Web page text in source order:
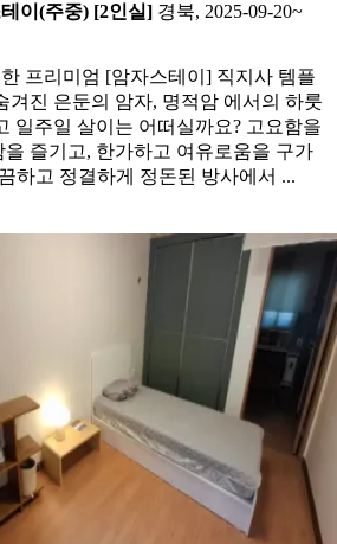
이(주중) [2인실] 경북, 2025-09-20~
프리미엄 [암자스테이] 직지사 템플
겨진 은둔의 암자, 명적암 에서의 하룻
일주일 살이는 어떠실까요? 고요함을
을 즐기고, 한가하고 여유로움을 구가
하고 정결하게 정돈된 방사에서 ...